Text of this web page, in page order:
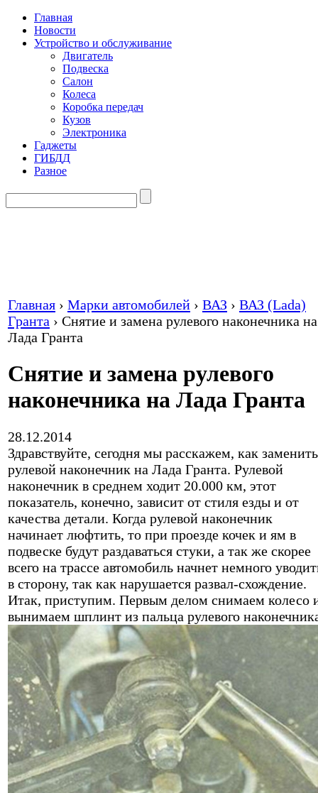
Главная
Новости
Устройство и обслуживание
Двигатель
Подвеска
Салон
Колеса
Коробка передач
Кузов
Электроника
Гаджеты
ГИБДД
Разное
Главная › Марки автомобилей › ВАЗ › ВАЗ (Lada)
Гранта › Снятие и замена рулевого наконечника на
Лада Гранта
Снятие и замена рулевого
наконечника на Лада Гранта
28.12.2014
Здравствуйте, сегодня мы расскажем, как заменить
рулевой наконечник на Лада Гранта. Рулевой
наконечник в среднем ходит 20.000 км, этот
показатель, конечно, зависит от стиля езды и от
качества детали. Когда рулевой наконечник
начинает люфтить, то при проезде кочек и ям в
подвеске будут раздаваться стуки, а так же скорее
всего на трассе автомобиль начнет немного
в сторону, так как нарушается развал-схождение.
Итак, приступим. Первым делом снимаем колесо
вынимаем шплинт из пальца рулевого